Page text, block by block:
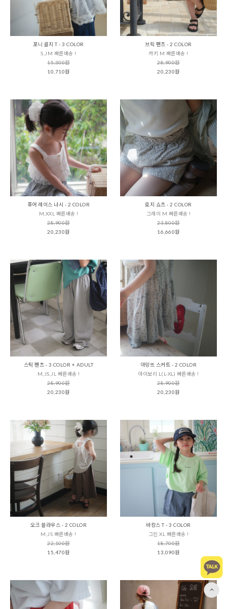
포니 골지 T - 3 COLOR
S,JM 빠른배송 !
15,300원
10,710원
브릭 팬츠 - 2 COLOR
카키 M 빠른배송 !
28,900원
20,230원
퓨어 레이스 나시 - 2 COLOR
M,XXL 빠른배송 !
28,900원
20,230원
로지 쇼츠 - 2 COLOR
그레이 M 빠른배송 !
23,800원
16,660원
스틱 팬츠 - 3 COLOR + ADULT
M,JS,JL 빠른배송 !
28,900원
20,230원
아망뜨 스커트 - 2 COLOR
아이보리 L(L-XL) 빠른배송 !
28,900원
20,230원
오크 블라우스 - 2 COLOR
M,JS 빠른배송 !
22,100원
15,470원
바캉스 T - 3 COLOR
그린 XL 빠른배송 !
18,700원
13,090원